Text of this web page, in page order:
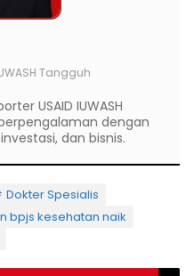
Tangguh
USAID IUWASH
dengan
dan bisnis.
Dokter Spesialis
bpjs kesehatan naik